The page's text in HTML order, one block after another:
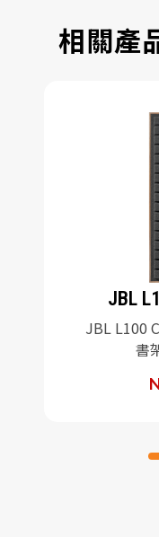
相關產
JBL
JBL L100
書